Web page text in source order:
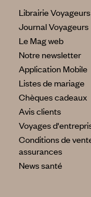
Librairie Voyageurs
Journal Voyageurs
Le Mag web
Notre newsletter
Application Mobile
Listes de mariage
Chèques cadeaux
Avis clients
Voyages
Conditions de
assurances
News santé